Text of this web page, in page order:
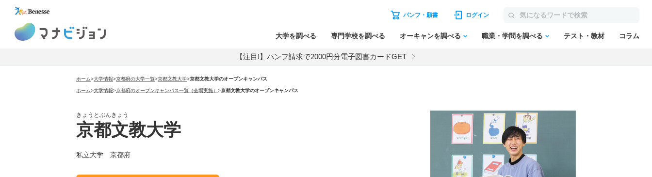
パンフ・願書 ログイン
大学を調べる 専門学校を調べる オーキャンを調べる 職業・学問を調べる テスト・教材 コラム
【注目!】パンフ請求で2000円分電子図書カードGET
ホーム>大学情報>京都府の大学一覧>京都文教大学>京都文教大学のオープンキャンパス
ホーム>大学情報>京都府のオープンキャンパス一覧（会場実施） >京都文教大学のオープンキャンパス
きょうとぶんきょう
京都文教大学
私立大学 京都府